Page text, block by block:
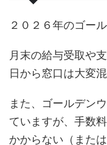
２０２６年のゴー
月末の給与受取や
日から窓口は大変
また、ゴールデン
ていますが、手数
かからない（また